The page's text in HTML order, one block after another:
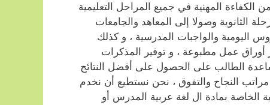
المهنية في جميع المراحل التعليمية
الثانوية وصولا إلى المعاهد والجامعات
اليومية والواجبات المدرسية ، و كذلك
أوراق عمل مطبوعة ، و توفير المذكرات
الطالب على الحصول على أفضل النتائج
النجاح والتفوق ، نحن نستطيع أن نخدم
الخاصة بمادة ال لغة عربية المدرس أو